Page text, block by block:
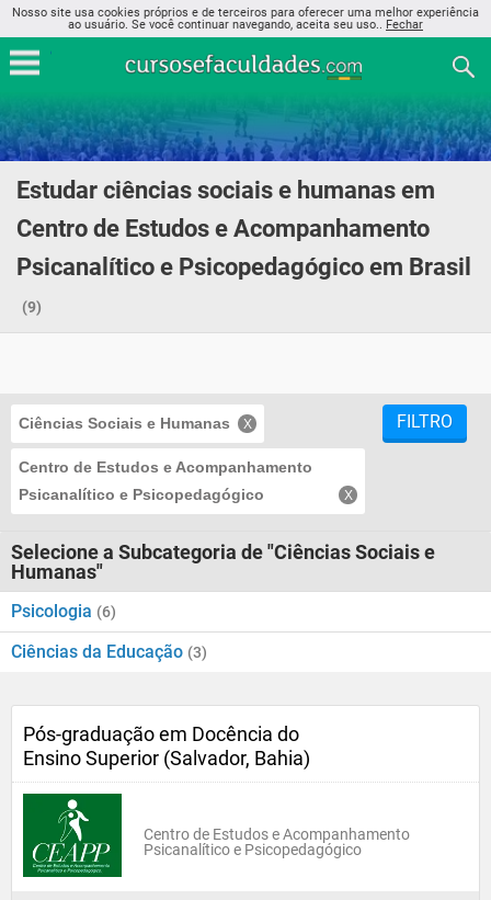
Nosso site usa cookies próprios e de terceiros para oferecer uma melhor experiência
ao usuário. Se você continuar navegando, aceita seu uso.. Fechar
Estudar ciências sociais e humanas em
Centro de Estudos e Acompanhamento
Psicanalítico e Psicopedagógico em Brasil
(9)
Ciências Sociais e Humanas
Centro de Estudos e Acompanhamento
Psicanalítico e Psicopedagógico
FILTRO
Selecione a Subcategoria de "Ciências Sociais e
Humanas"
Psicologia (6)
Ciências da Educação (3)
Pós-graduação em Docência do
Ensino Superior (Salvador, Bahia)
Centro de Estudos e Acompanhamento
Psicanalítico e Psicopedagógico